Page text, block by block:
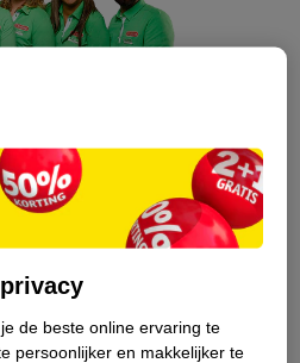
in
hem aan
de beste online ervaring te
persoonlijker en makkelijker te